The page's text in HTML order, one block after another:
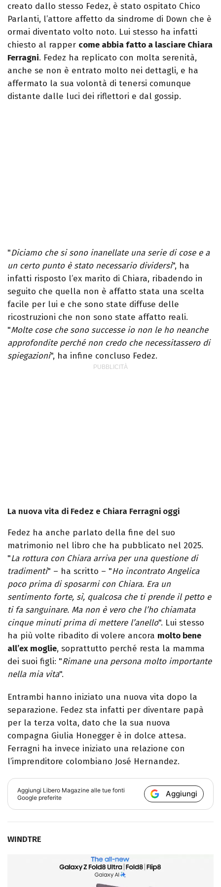
creato dallo stesso Fedez, è stato ospitato Chico
Parlanti, l’attore affetto da sindrome di Down che è
ormai diventato volto noto. Lui stesso ha infatti
chiesto al rapper come abbia fatto a lasciare Chiara
Ferragni. Fedez ha replicato con molta serenità,
anche se non è entrato molto nei dettagli, e ha
affermato la sua volontà di tenersi comunque
distante dalle luci dei riflettori e dal gossip.
"Diciamo che si sono inanellate una serie di cose e a
un certo punto è stato necessario dividersi", ha
infatti risposto l’ex marito di Chiara, ribadendo in
seguito che quella non è affatto stata una scelta
facile per lui e che sono state diffuse delle
ricostruzioni che non sono state affatto reali.
"Molte cose che sono successe io non le ho neanche
approfondite perché non credo che necessitassero di
spiegazioni", ha infine concluso Fedez.
La nuova vita di Fedez e Chiara Ferragni oggi
Fedez ha anche parlato della fine del suo
matrimonio nel libro che ha pubblicato nel 2025.
"La rottura con Chiara arriva per una questione di
tradimenti" – ha scritto – "Ho incontrato Angelica
poco prima di sposarmi con Chiara. Era un
sentimento forte, sì, qualcosa che ti prende il petto e
ti fa sanguinare. Ma non è vero che l’ho chiamata
cinque minuti prima di mettere l’anello". Lui stesso
ha più volte ribadito di volere ancora molto bene
all’ex moglie, soprattutto perché resta la mamma
dei suoi figli: "Rimane una persona molto importante
nella mia vita".
Entrambi hanno iniziato una nuova vita dopo la
separazione. Fedez sta infatti per diventare papà
per la terza volta, dato che la sua nuova
compagna Giulia Honegger è in dolce attesa.
Ferragni ha invece iniziato una relazione con
l’imprenditore colombiano José Hernandez.
Aggiungi Libero Magazine alle tue fonti
Google preferite
Aggiungi
WINDTRE